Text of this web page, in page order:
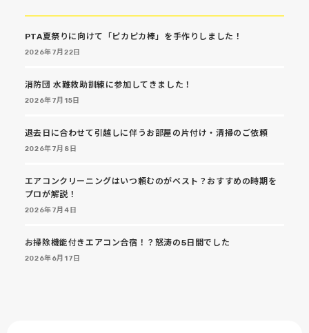
PTA夏祭りに向けて「ピカピカ棒」を手作りしました！
2026年7月22日
消防団 水難救助訓練に参加してきました！
2026年7月15日
退去日に合わせて引越しに伴うお部屋の片付け・清掃のご依頼
2026年7月8日
エアコンクリーニングはいつ頼むのがベスト？おすすめの時期を
プロが解説！
2026年7月4日
お掃除機能付きエアコン合宿！？怒涛の5日間でした
2026年6月17日